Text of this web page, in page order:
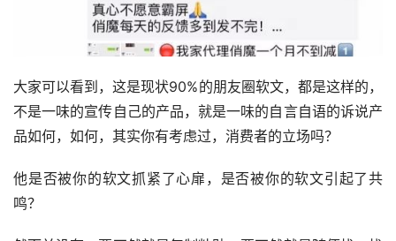
大家可以看到，这是现状90%的朋友圈软文，都是这样的，
不是一味的宣传自己的产品，就是一味的自言自语的诉说产
品如何，如何，其实你有考虑过，消费者的立场吗？
他是否被你的软文抓紧了心扉，是否被你的软文引起了共
鸣？